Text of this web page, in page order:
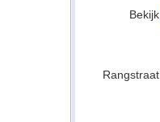
Bekijk
Rangstraat